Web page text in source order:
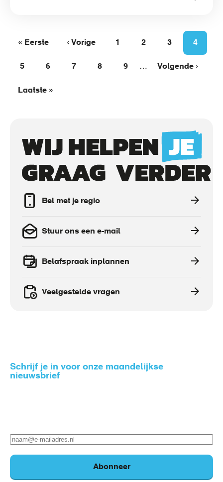
Eerste
pagina
« Eerste Vorige
pagina
‹ Vorige Page
1 Page
2 Page
3 Page
4
Page
5 Page
6 Page
7 Page
8 Page
9 … Volgende
Volgende ›
Laatste
Laatste »
Call
to
actions
Bel met je regio
Stuur ons een e-mail
Belafspraak inplannen
Veelgestelde vragen
Schrijf je in voor onze maandelijkse
nieuwsbrief
E-
Abonneer